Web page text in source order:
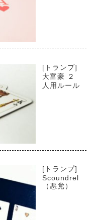
[トランプ]
大富豪 ２
人用ルール
[トランプ]
Scoundrel
（悪党）